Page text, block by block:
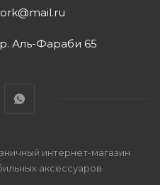
Аль-Фараби 65
интернет-магазин
аксессуаров